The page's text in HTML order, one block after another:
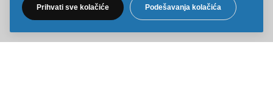
Prihvati sve kolačiće Podešavanja kolačića